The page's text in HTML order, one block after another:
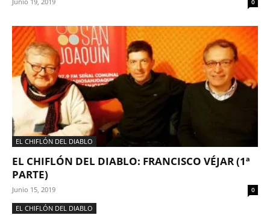
0
EL CHIFLÓN DEL DIABLO
EL CHIFLÓN DEL DIABLO: FRANCISCO VÉJAR (1ª
PARTE)
Junio 15, 2019 0
EL CHIFLÓN DEL DIABLO